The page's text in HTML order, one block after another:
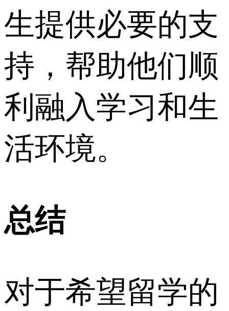
生提供必要的支
持，帮助他们顺
利融入学习和生
活环境。
总结
对于希望留学的